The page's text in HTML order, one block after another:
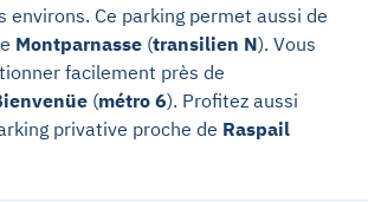
environs. Ce parking permet aussi de
Montparnasse (transilien N). Vous
facilement près de
(métro 6). Profitez aussi
privative proche de Raspail